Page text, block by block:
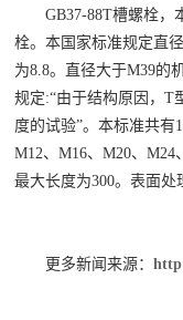
GB37-88T槽螺栓，
栓。本国家标准规定直
为8.8。直径大于M39的
规定:“由于结构原因，T
度的试验”。本标准共有
M12、M16、M20、M24
最大长度为300。表面处
更多新闻来源：